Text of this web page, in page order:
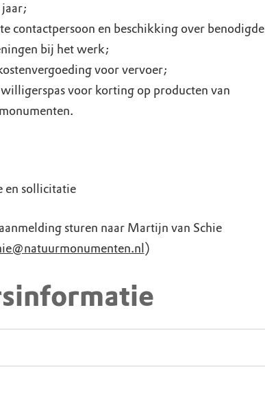
contactpersoon en beschikking over benodigde
bij het werk;
voor vervoer;
voor korting op producten van
en sollicitatie
sturen naar Martijn van Schie
)